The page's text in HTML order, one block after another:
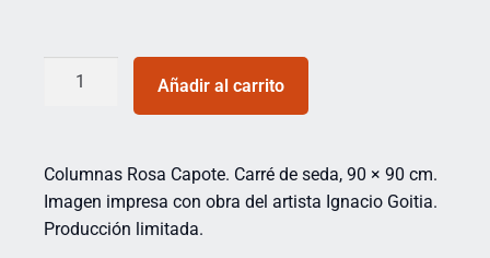
Añadir al carrito
Columnas Rosa Capote. Carré de seda, 90 × 90 cm.
Imagen impresa con obra del artista Ignacio Goitia.
Producción limitada.